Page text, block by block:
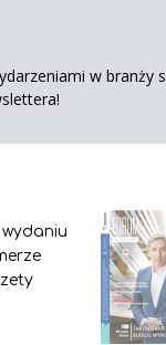
w branży